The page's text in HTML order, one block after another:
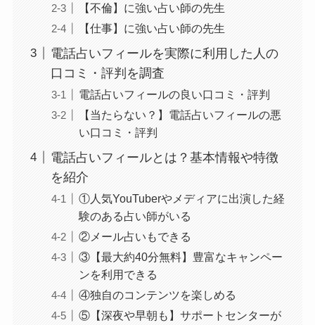
【不倫】に強い占い師の先生
【仕事】に強い占い師の先生
電話占いフィールを実際に利用した人の
口コミ・評判を調査
電話占いフィールの良い口コミ・評判
【当たらない？】電話占いフィールの悪
い口コミ・評判
電話占いフィールとは？基本情報や特徴
を紹介
①人気YouTuberやメディアに出演した経
験のある占い師がいる
②メール占いもできる
③【最大約40分無料】豊富なキャンペー
ンを利用できる
④独自のコンテンツを楽しめる
⑤【深夜や早朝も】サポートセンターが